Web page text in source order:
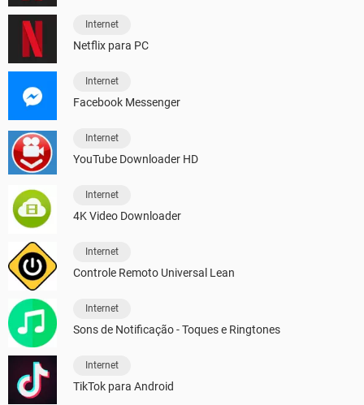
Internet
Netflix para PC
Internet
Facebook Messenger
Internet
YouTube Downloader HD
Internet
4K Video Downloader
Internet
Controle Remoto Universal Lean
Internet
Sons de Notificação - Toques e Ringtones
Internet
TikTok para Android